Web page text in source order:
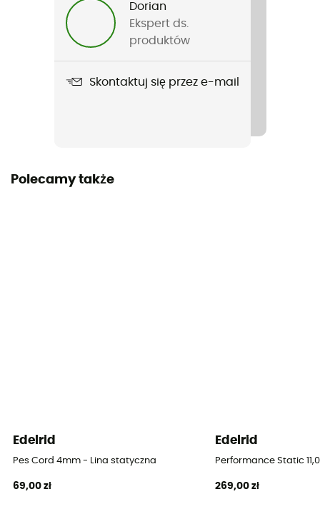
Nazwa produktu
Mambo 10.1 mm
CE EN 892, UIAA, GB/T 23268
Gwarancja producenta
Długość
50 m / 60 m / 70 m
Siła uderzenia
Dorian
Ekspert ds.
produktów
Skontaktuj się przez e-mail
Polecamy także
Edelrid
Pes Cord 4mm - Lina statyczna
69,00 zł
Edelrid
Performance Static
269,00 zł